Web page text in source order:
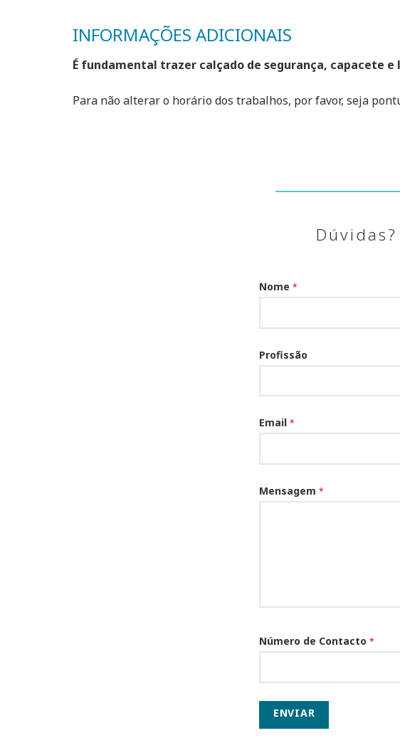
INFORMAÇÕES ADICIONAIS
É fundamental trazer calçado de segurança, capacete
Para não alterar o horário dos trabalhos, por favor, seja
Nome *
Profissão
Email *
Mensagem *
Número de Contacto *
ENVIAR